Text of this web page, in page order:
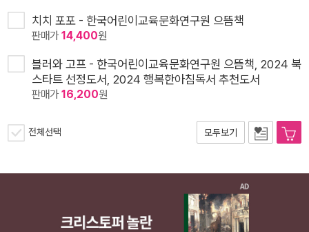
치치 포포 - 한국어린이교육문화연구원 으뜸책
판매가14,400원
블러와 고프 - 한국어린이교육문화연구원 으뜸책, 2024 북
스타트 선정도서, 2024 행복한아침독서 추천도서
판매가16,200원
전체선택 모두보기